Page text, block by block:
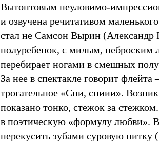
Вытоптовым неуловимо-
и озвучена речитативом
стал не Самсон Вырин (Александр
полуребенок, с милым, неброским
перебирает ногами в смешных
За нее в спектакле говорит
трогательное «Спи, спиии».
показано тонко, стежок за
в поэтическую «формулу любви».
перекусить зубами суровую